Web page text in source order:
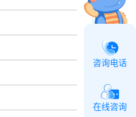
咨询电话
在线咨询